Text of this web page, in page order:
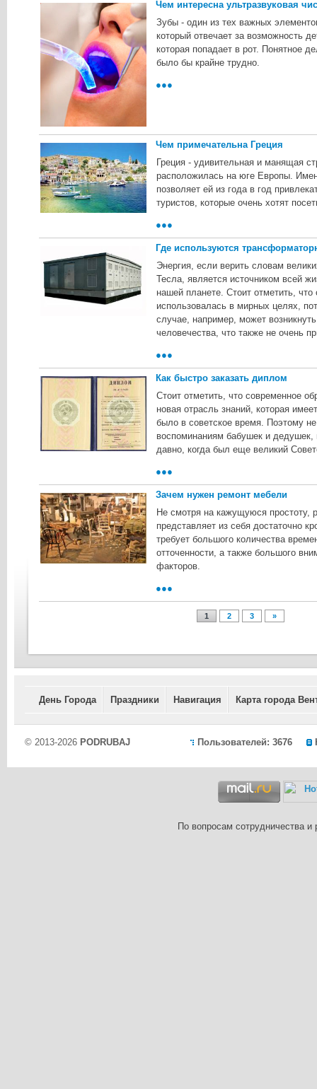
Чем интересна ультразвуковая
Зубы - один из тех важных
который отвечает за возможность
которая попадает в рот. Понятное
было бы крайне трудно.
●●●
Чем примечательна Греция
Греция - удивительная и манящая
расположилась на юге Европы.
позволяет ей из года в год
туристов, которые очень хотят
●●●
Где используются
Энергия, если верить словам
Тесла, является источником всей
нашей планете. Стоит отметить,
использовалась в мирных целях,
случае, например, может
человечества, что также не очень
●●●
Как быстро заказать диплом
Стоит отметить, что современное
новая отрасль знаний, которая
было в советское время. Поэтому не
воспоминаниям бабушек и
давно, когда был еще великий
●●●
Зачем нужен ремонт мебели
Не смотря на кажущуюся простоту,
представляет из себя достаточно
требует большого количества
отточенности, а также большого
факторов.
●●●
1 2 3 »
День Города Праздники Навигация Карта города
Пользователей: 3676
© 2013-2026 PODRUBAJ
По вопросам сотрудничества